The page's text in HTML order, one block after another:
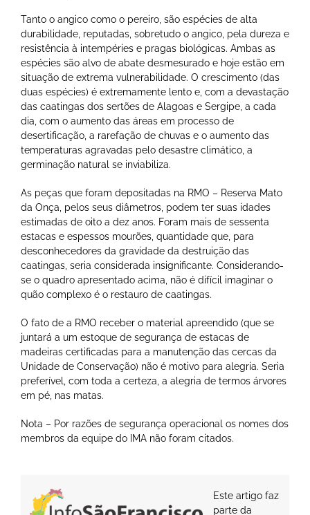
Tanto o angico como o pereiro, são espécies de alta
durabilidade, reputadas, sobretudo o angico, pela dureza e
resistência à intempéries e pragas biológicas. Ambas as
espécies são alvo de abate desmesurado e hoje estão em
situação de extrema vulnerabilidade. O crescimento (das
duas espécies) é extremamente lento e, com a devastação
das caatingas dos sertões de Alagoas e Sergipe, a cada
dia, com o aumento das áreas em processo de
desertificação, a rarefação de chuvas e o aumento das
temperaturas agravadas pelo desastre climático, a
germinação natural se inviabiliza.
As peças que foram depositadas na RMO – Reserva Mato
da Onça, pelos seus diâmetros, podem ter suas idades
estimadas de oito a dez anos. Foram mais de sessenta
estacas e espessos mourões, quantidade que, para
desconhecedores da gravidade da destruição das
caatingas, seria considerada insignificante. Considerando-
se o quadro apresentado acima, não é difícil imaginar o
quão complexo é o restauro de caatingas.
O fato de a RMO receber o material apreendido (que se
juntará a um estoque de segurança de estacas de
madeiras certificadas para a manutenção das cercas da
Unidade de Conservação) não é motivo para alegria. Seria
preferível, com toda a certeza, a alegria de termos árvores
em pé, nas matas.
Nota – Por razões de segurança operacional os nomes dos
membros da equipe do IMA não foram citados.
Este artigo faz
parte da